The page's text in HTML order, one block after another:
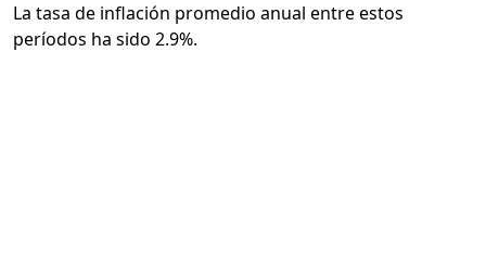
La tasa de inflación promedio anual entre estos
períodos ha sido 2.9%.